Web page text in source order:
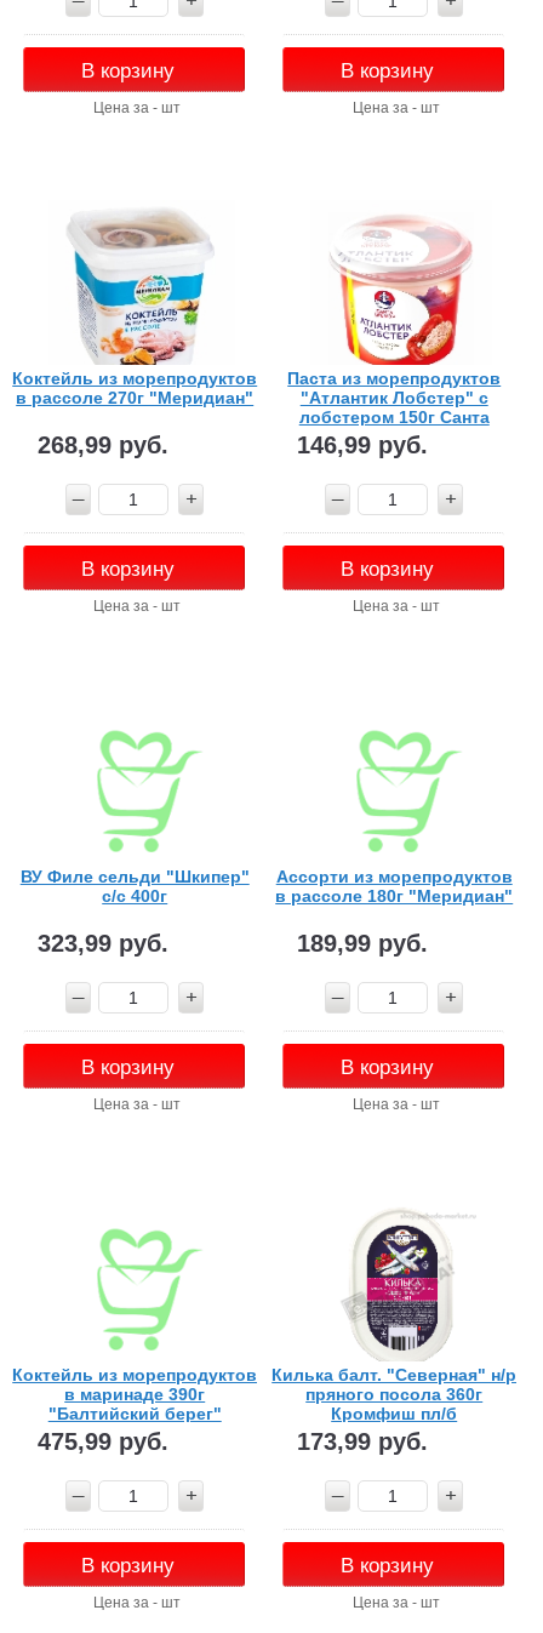
В корзину
Цена за - шт
В корзину
Цена за - шт
Коктейль из морепродуктов
в рассоле 270г "Меридиан"
268,99 руб.
В корзину
Цена за - шт
Паста из морепродуктов
"Атлантик Лобстер" с
лобстером 150г Санта
Бремор
146,99 руб.
В корзину
Цена за - шт
ВУ Филе сельди "Шкипер"
с/с 400г
323,99 руб.
В корзину
Цена за - шт
Ассорти из морепродуктов
в рассоле 180г "Меридиан"
189,99 руб.
В корзину
Цена за - шт
Коктейль из морепродуктов
в маринаде 390г
"Балтийский берег"
475,99 руб.
В корзину
Цена за - шт
Килька балт. "Северная" н/р
пряного посола 360г
Кромфиш пл/б
173,99 руб.
В корзину
Цена за - шт